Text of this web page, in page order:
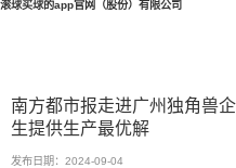
滚球买球的app官网（股份）有限公司
南方都市报走进广州独角兽
生提供生产最优解
发布日期：2024-09-04